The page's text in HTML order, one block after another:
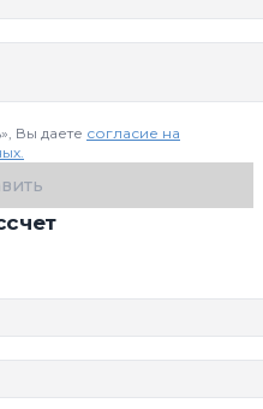
Вы даете согласие на